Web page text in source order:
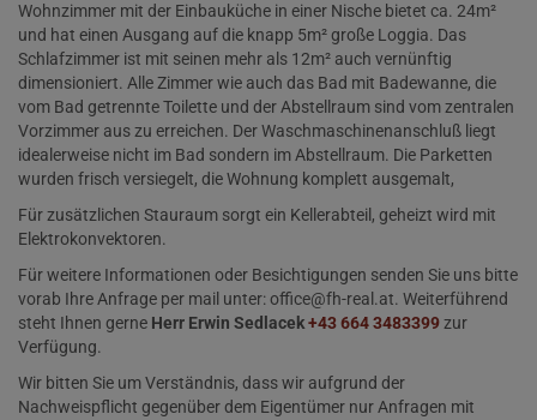
Wohnzimmer mit der Einbauküche in einer Nische bietet ca. 24m²
und hat einen Ausgang auf die knapp 5m² große Loggia. Das
Schlafzimmer ist mit seinen mehr als 12m² auch vernünftig
dimensioniert. Alle Zimmer wie auch das Bad mit Badewanne, die
vom Bad getrennte Toilette und der Abstellraum sind vom zentralen
Vorzimmer aus zu erreichen. Der Waschmaschinenanschluß liegt
idealerweise nicht im Bad sondern im Abstellraum. Die Parketten
wurden frisch versiegelt, die Wohnung komplett ausgemalt,
Für zusätzlichen Stauraum sorgt ein Kellerabteil, geheizt wird mit
Elektrokonvektoren.
Für weitere Informationen oder Besichtigungen senden Sie uns bitte
vorab Ihre Anfrage per mail unter: office@fh-real.at. Weiterführend
steht Ihnen gerne Herr Erwin Sedlacek+43 664 3483399zur
Verfügung.
Wir bitten Sie um Verständnis, dass wir aufgrund der
Nachweispflicht gegenüber dem Eigentümer nur Anfragen mit